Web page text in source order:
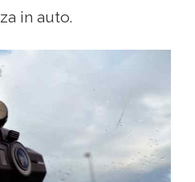
in auto.